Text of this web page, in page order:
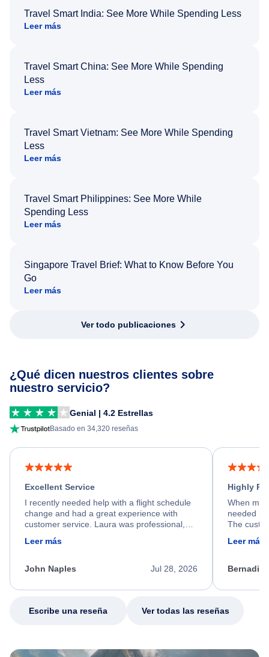
Travel Smart India: See More While Spending Less
Leer más
Travel Smart China: See More While Spending
Less
Leer más
Travel Smart Vietnam: See More While Spending
Less
Leer más
Travel Smart Philippines: See More While
Spending Less
Leer más
Singapore Travel Brief: What to Know Before You
Go
Leer más
Ver todo publicaciones
¿Qué dicen nuestros clientes sobre
nuestro servicio?
Genial | 4.2 Estrellas
Basado en 34,320 reseñas
Excellent Service
I recently needed help with a flight schedule
change and had a great experience with
customer service. Laura was professional,
friendly, and very helpful throughout the
process. She quickly found a solution and
appreciate her excellent service.
Leer más
Jul 28, 2026
John Naples
Highly
When my
needed
The
calm,
my issue.
Leer más
Escribe una reseña Ver todas las reseñas